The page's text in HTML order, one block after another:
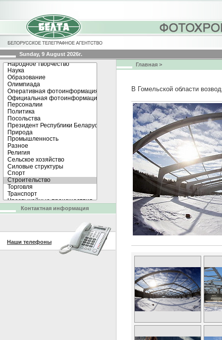
Sunday, 9 August 2026г.
Главная >
В Гомельской области
Контактная информация
Наши телефоны